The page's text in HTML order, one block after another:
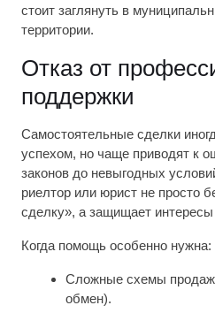
стоит заглянуть в
территории.
Отказ от
поддержки
Самостоятельные сделки
успехом, но чаще приводят к
законов до невыгодных
риелтор или юрист не просто
сделку», а защищает
Когда помощь особенно нужна:
Сложные схемы
обмен).